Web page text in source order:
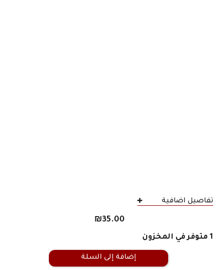
تفاصيل اضافية
₪35.00
1 متوفر في المخزون
كمية
إضافة إلى السلة